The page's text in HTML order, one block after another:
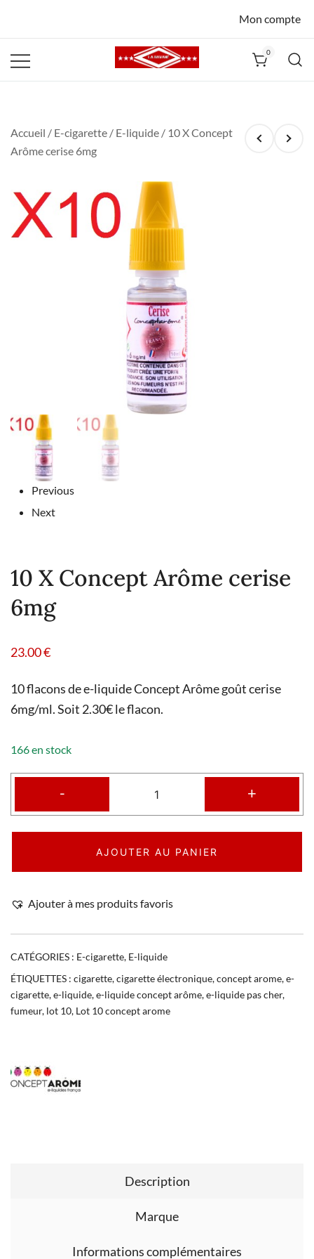
Mon compte
0
Accueil / E-cigarette / E-liquide / 10 X Concept
Arôme cerise 6mg
Previous
Next
10 X Concept Arôme cerise
6mg
23.00€
10 flacons de e-liquide Concept Arôme goût cerise
6mg/ml. Soit 2.30€ le flacon.
166 en stock
- +
AJOUTER AU PANIER
Ajouter à mes produits favoris
CATÉGORIES : E-cigarette, E-liquide
ÉTIQUETTES : cigarette,cigarette électronique,concept arome,e-
cigarette,e-liquide,e-liquide concept arôme,e-liquide pas cher,
fumeur, lot 10, Lot 10 concept arome
Description
Marque
Informations complémentaires